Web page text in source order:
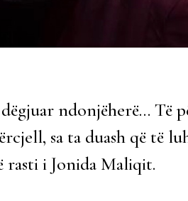
ndonjëherë… Të
sa ta duash që të
rasti i Jonida Maliqit.